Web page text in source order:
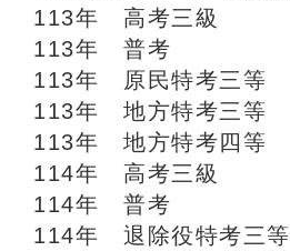
113年 高考三級
113年 普考
113年 原民特考三等
113年 地方特考三等
113年 地方特考四等
114年 高考三級
114年 普考
114年 退除役特考三等